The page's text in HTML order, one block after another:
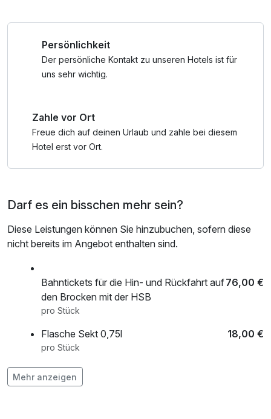
vom unserem Bahnhof in Sorge, 200m vom Hotel entfernt.
Alle Zimmer sind Anti-Allergiker-Fussböden, einem Smart-
außerdem alle über eigene Terrasse, unsere Suiten sogar
über einen eigenen Balkon.
Darüber hinaus bieten die Suiten Ihnen noch einen
Ob zu Fuß, mit dem Fahrrad, mit dem Motorrad, mit der
zentrale Lage im Harz am Fuße des Brockens um die
Schönheit des Harzes zu entdecken!
Stieg, verschiedenen Seen und der höchsten Staumauer
Deutschlands, zwei Höhlen, einer Westernstadt, einem
Schaubauernhof und vielem erleben Sie bei uns einen
Persönlichkeit
Der persönliche Kontakt zu unseren Hotels ist für
uns sehr wichtig.
Zahle vor Ort
Freue dich auf deinen Urlaub und zahle bei diesem
Hotel erst vor Ort.
Darf es ein bisschen mehr sein?
Diese Leistungen können Sie hinzubuchen, sofern diese
nicht bereits im Angebot enthalten sind.
Bahntickets für die Hin- und Rückfahrt auf
den Brocken mit der HSB
76,00 €
pro Stück
Flasche Sekt 0,75l 18,00 €
pro Stück
Flasche Wein 0,75l
pro Stück
Mehr anzeigen